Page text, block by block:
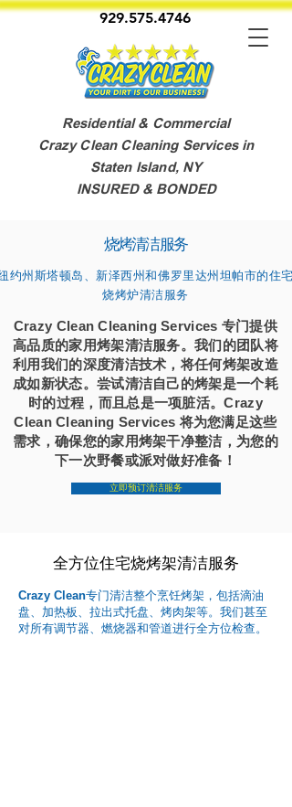
929.575.4746
Residential & Commercial
Crazy Clean Cleaning Services in
Staten Island, NY
INSURED & BONDED
烧烤清洁服务
约州斯塔顿岛、新泽西州和佛罗里达州坦帕市的住宅
烧烤炉清洁服务
Crazy Clean Cleaning Services 专门提供
高品质的家用烤架清洁服务。我们的团队将
利用我们的深度清洁技术，将任何烤架改造
成如新状态。尝试清洁自己的烤架是一个耗
时的过程，而且总是一项脏活。Crazy
Clean Cleaning Services 将为您满足这些
需求，确保您的家用烤架干净整洁，为您的
下一次野餐或派对做好准备！
立即预订清洁服务
全方位住宅烧烤架清洁服务
Crazy Clean专门清洁整个烹饪烤架，包括滴油
盘、加热板、拉出式托盘、烤肉架等。我们甚至
对所有调节器、燃烧器和管道进行全方位检查。